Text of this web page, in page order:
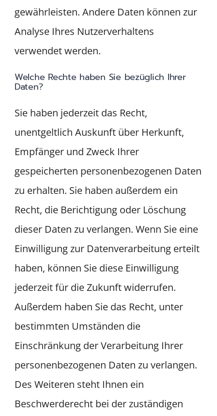
gewährleisten. Andere Daten können zur
Analyse Ihres Nutzerverhaltens
verwendet werden.
Welche Rechte haben Sie bezüglich Ihrer
Daten?
Sie haben jederzeit das Recht,
unentgeltlich Auskunft über Herkunft,
Empfänger und Zweck Ihrer
gespeicherten personenbezogenen Daten
zu erhalten. Sie haben außerdem ein
Recht, die Berichtigung oder Löschung
dieser Daten zu verlangen. Wenn Sie eine
Einwilligung zur Datenverarbeitung erteilt
haben, können Sie diese Einwilligung
jederzeit für die Zukunft widerrufen.
Außerdem haben Sie das Recht, unter
bestimmten Umständen die
Einschränkung der Verarbeitung Ihrer
personenbezogenen Daten zu verlangen.
Des Weiteren steht Ihnen ein
Beschwerderecht bei der zuständigen